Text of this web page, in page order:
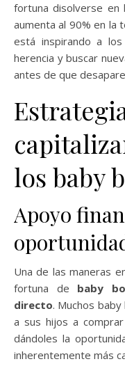
fortuna disolverse en
aumenta al 90% en la
está inspirando a
herencia y buscar
antes de que
los baby
Apoyo
Una de las maneras
fortuna de baby
directo. Muchos
a sus hijos a
dándoles la
inherentemente más